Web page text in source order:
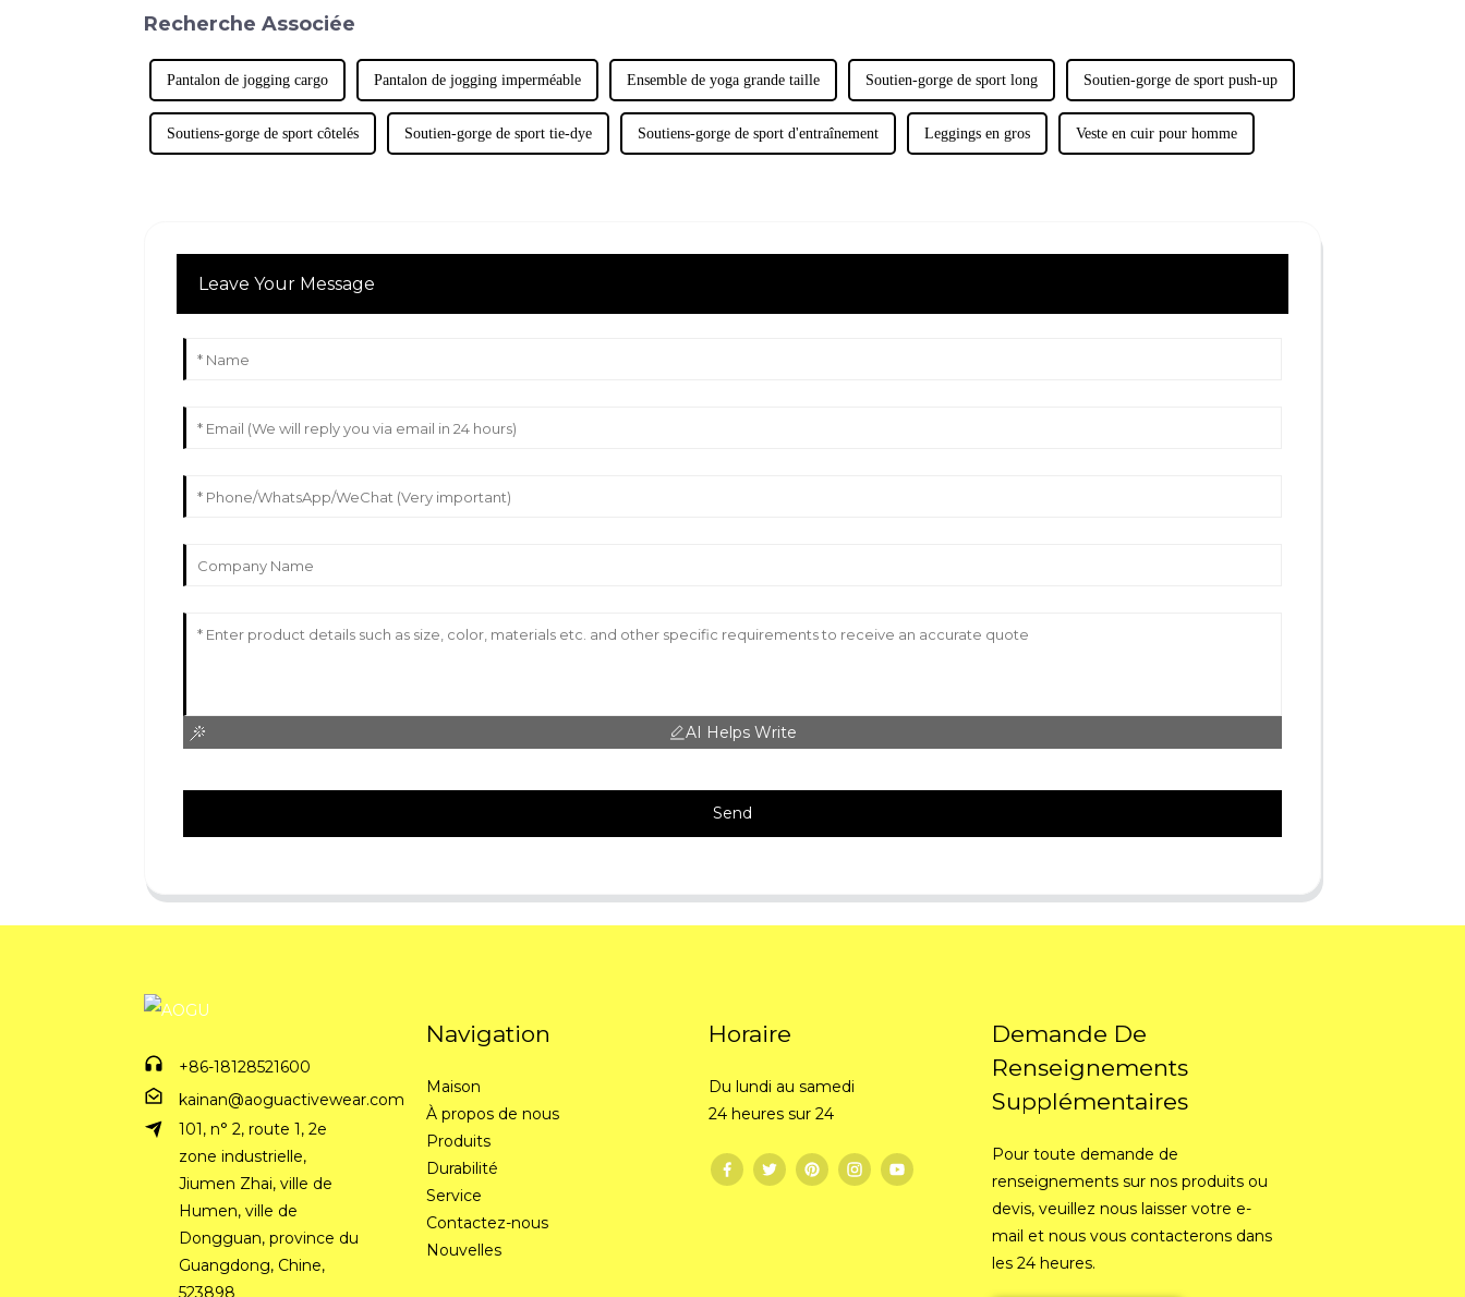
Recherche Associée
Pantalon de jogging cargo Pantalon de jogging imperméable Ensemble de yoga grande taille Soutien-gorge de sport long Soutien-gorge de sport push-up
Soutiens-gorge de sport côtelés Soutien-gorge de sport tie-dye Soutiens-gorge de sport d'entraînement Leggings en gros Veste en cuir pour homme
Leave Your Message
AI Helps Write
Send
+86-18128521600
kainan@aoguactivewear.com
101, n° 2, route 1, 2e
zone industrielle,
Jiumen Zhai, ville de
Humen, ville de
Dongguan, province du
Guangdong, Chine,
523898
Navigation
Maison
À propos de nous
Produits
Durabilité
Service
Contactez-nous
Nouvelles
Horaire
Du lundi au samedi
24 heures sur 24
Demande De
Renseignements
Supplémentaires
Pour toute demande de
renseignements sur nos produits ou
devis, veuillez nous laisser votre e-
mail et nous vous contacterons dans
les 24 heures.